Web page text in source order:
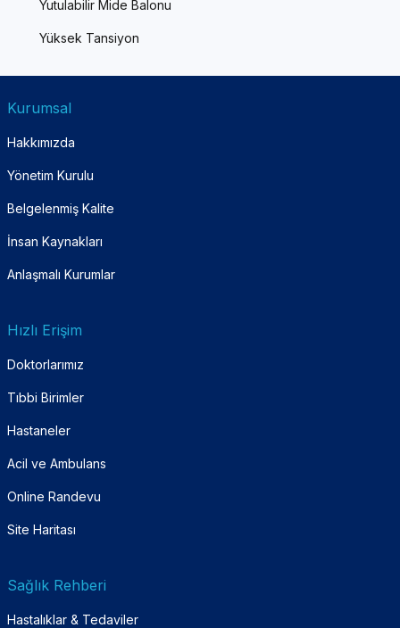
Yutulabilir Mide Balonu
Yüksek Tansiyon
Kurumsal
Hakkımızda
Yönetim Kurulu
Belgelenmiş Kalite
İnsan Kaynakları
Anlaşmalı Kurumlar
Hızlı Erişim
Doktorlarımız
Tıbbi Birimler
Hastaneler
Acil ve Ambulans
Online Randevu
Site Haritası
Sağlık Rehberi
Hastalıklar & Tedaviler